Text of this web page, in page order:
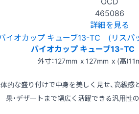
465086
詳細を見る
バイオカップ キューブ13-
外寸：127mm x 127mm x (高
的な盛り付けで中身を美しく見せ、高級感
果・デザートまで幅広く活躍できる汎用性